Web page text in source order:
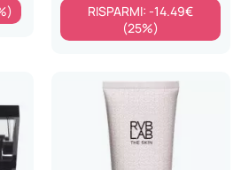
RISPARMI: -14.49€
(25%)